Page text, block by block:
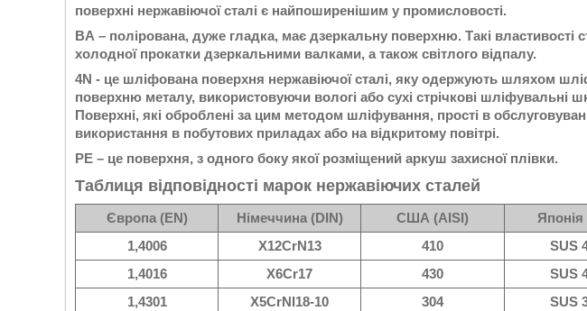
поверхні нержавіючої сталі є найпоширенішим у промисловості.
BA – полірована, дуже гладка, має дзеркальну поверхню. Такі властивості
холодної прокатки дзеркальними валками, а також світлого відпалу.
4N - це шліфована поверхня нержавіючої сталі, яку одержують шляхом
поверхню металу, використовуючи вологі або сухі стрічкові шліфувальні
Поверхні, які оброблені за цим методом шліфування, прості в
використання в побутових приладах або на відкритому повітрі.
РЕ – це поверхня, з одного боку якої розміщений аркуш захисної плівки.
Таблиця відповідності марок нержавіючих сталей
Європа (EN) Німеччина (DIN) США (AISI) Японія
1,4006
X12CrN13 410 SUS
1,4016
X6Cr17 430 SUS
1,4301
X5CrNI18-10 304 SUS